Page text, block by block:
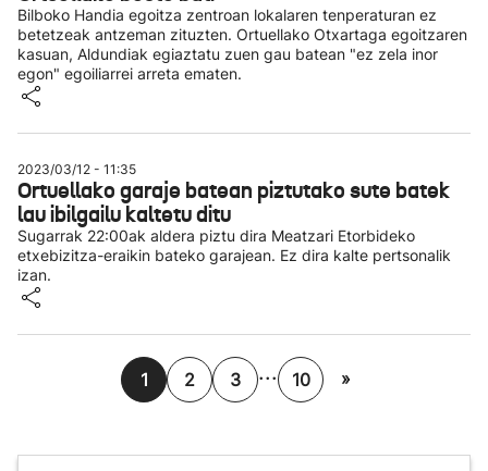
Bilboko Handia egoitza zentroan lokalaren tenperaturan ez
betetzeak antzeman zituzten. Ortuellako Otxartaga egoitzaren
kasuan, Aldundiak egiaztatu zuen gau batean "ez zela inor
egon" egoiliarrei arreta ematen.
2023/03/12 - 11:35
Ortuellako garaje batean piztutako sute batek
lau ibilgailu kaltetu ditu
Sugarrak 22:00ak aldera piztu dira Meatzari Etorbideko
etxebizitza-eraikin bateko garajean. Ez dira kalte pertsonalik
izan.
1 2 3 ... 10 »